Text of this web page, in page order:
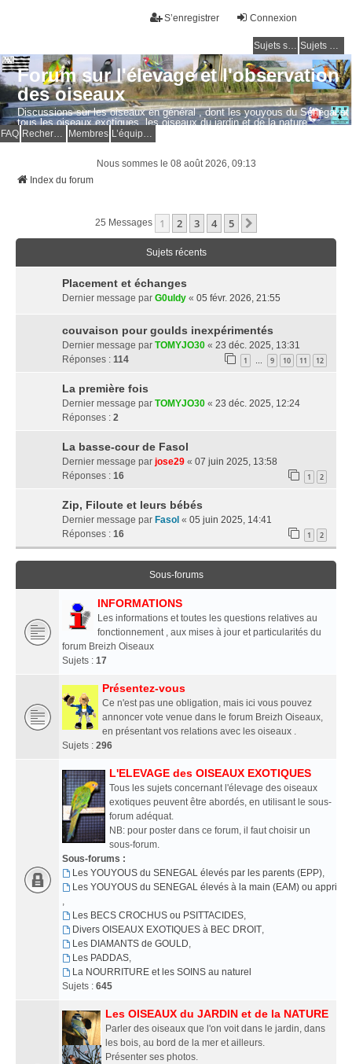
Connexion
S’enregistrer
Sujets sans réponse Sujets actifs
Forum sur l'élevage et l'observation
des oiseaux
Discussions sur les oiseaux en général , dont les youyous du Sénégal et
tous les oiseaux exotiques, les oiseaux du jardin et de la nature.
Questions, photos, expériences.
FAQ Membres
Nous sommes le 08 août 2026, 09:13
Index du forum
25 Messages 1 2 3 4 5
Sujets récents
Placement et échanges
Dernier message par G0uldy « 05 févr. 2026, 21:55
couvaison pour goulds inexpérimentés
Dernier message par TOMYJO30 « 23 déc. 2025, 13:31
Réponses : 114 1 9 10 11 12
La première fois
Dernier message par TOMYJO30 « 23 déc. 2025, 12:24
Réponses : 2
La basse-cour de Fasol
Dernier message par jose29 « 07 juin 2025, 13:58
Réponses : 16 1 2
Zip, Filoute et leurs bébés
Dernier message par Fasol « 05 juin 2025, 14:41
Réponses : 16 1 2
Sous-forums
INFORMATIONS
Les informations et toutes les questions relatives au
fonctionnement , aux mises à jour et particularités du
forum Breizh Oiseaux
Sujets : 17
Présentez-vous
Ce n'est pas une obligation, mais ici vous pouvez
annoncer vote venue dans le forum Breizh Oiseaux,
en présentant vos relations avec les oiseaux .
Sujets : 296
L'ELEVAGE des OISEAUX EXOTIQUES
Tous les sujets concernant l'élevage des oiseaux
exotiques peuvent être abordés, en utilisant le sous-
forum adéquat.
NB: pour poster dans ce forum, il faut choisir un
sous-forum.
Sous-forums :
Les YOUYOUS du SENEGAL élevés par les parents (EPP),
Les YOUYOUS du SENEGAL élevés à la main (EAM) ou
,
Les BECS CROCHUS ou PSITTACIDES,
Divers OISEAUX EXOTIQUES à BEC DROIT,
Les DIAMANTS de GOULD,
Les PADDAS,
La NOURRITURE et les SOINS au naturel
Sujets : 645
Les OISEAUX du JARDIN et de la NATURE
Parler des oiseaux que l'on voit dans le jardin, dans
les bois, au bord de la mer et ailleurs.
Présenter ses photos.